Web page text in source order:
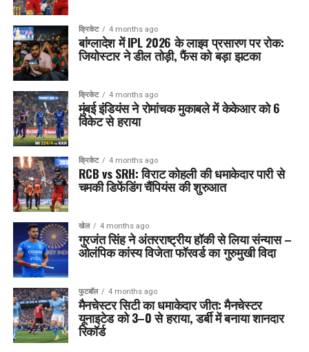
क्रिकेट 4 months ago
बांग्लादेश में IPL 2026 के लाइव प्रसारण पर रोक:
जियोस्टार ने डील तोड़ी, फैंस को बड़ा झटका
क्रिकेट 4 months ago
मुंबई इंडियंस ने रोमांचक मुकाबले में केकेआर को 6
विकेट से हराया
क्रिकेट 4 months ago
RCB vs SRH: विराट कोहली की धमाकेदार पारी से
चमकी डिफेंडिंग चैंपियंस की शुरुआत
खेल 4 months ago
गुरजंत सिंह ने अंतरराष्ट्रीय हॉकी से लिया संन्यास –
ओलंपिक कांस्य विजेता फॉरवर्ड का गुरुमुखी विदा
फुटबॉल 4 months ago
मैनचेस्टर सिटी का धमाकेदार जीत: मैनचेस्टर
यूनाइटेड को 3–0 से हराया, डर्बी में बनाया शानदार
रिकॉर्ड